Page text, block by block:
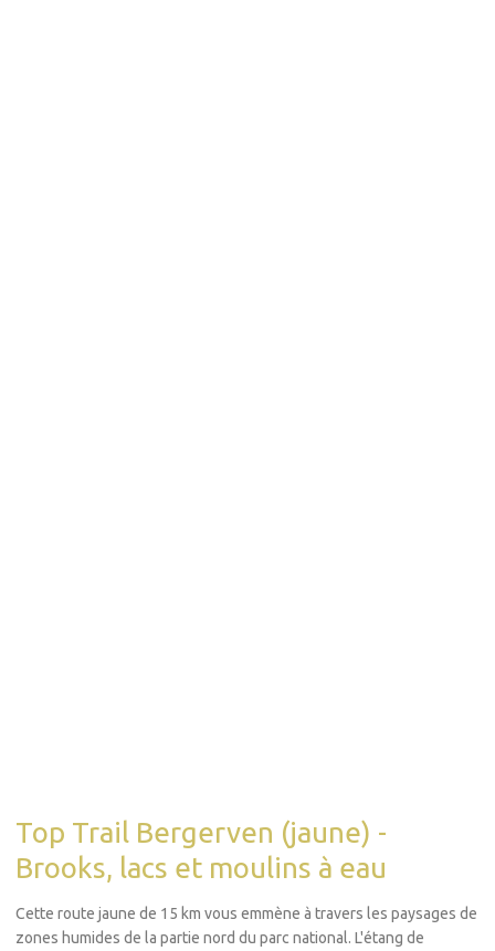
Top Trail Bergerven (jaune) -
Brooks, lacs et moulins à eau
Cette route jaune de 15 km vous emmène à travers les paysages de
zones humides de la partie nord du parc national. L'étang de